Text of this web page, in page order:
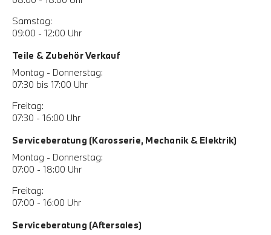
Samstag:
09:00 - 12:00 Uhr
Teile & Zubehör Verkauf
Montag - Donnerstag:
07:30 bis 17:00 Uhr
Freitag:
07:30 - 16:00 Uhr
Serviceberatung (Karosserie, Mechanik & Elektrik)
Montag - Donnerstag:
07:00 - 18:00 Uhr
Freitag:
07:00 - 16:00 Uhr
Serviceberatung (Aftersales)